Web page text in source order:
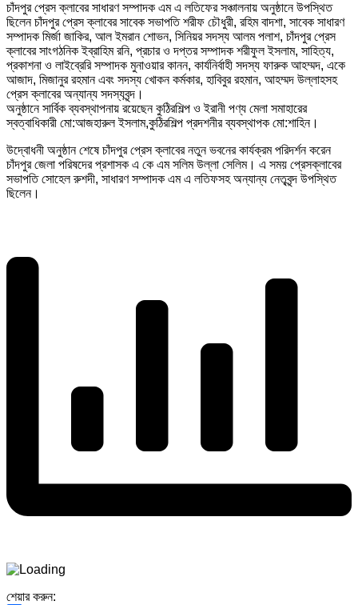
চাঁদপুর প্রেস ক্লাবের সাধারণ সম্পাদক এম এ লতিফের সঞ্চালনায় অনুষ্ঠানে উপস্থিত
ছিলেন চাঁদপুর প্রেস ক্লাবের সাবেক সভাপতি শরীফ চৌধুরী, রহিম বাদশা, সাবেক সাধারণ
সম্পাদক মির্জা জাকির, আল ইমরান শোভন, সিনিয়র সদস্য আলম পলাশ, চাঁদপুর প্রেস
ক্লাবের সাংগঠনিক ইব্রাহিম রনি, প্রচার ও দপ্তর সম্পাদক শরীফুল ইসলাম, সাহিত্য,
প্রকাশনা ও লাইব্রেরি সম্পাদক মুনাওয়ার কানন, কার্যনির্বাহী সদস্য ফারুক আহম্মদ, একে
আজাদ, মিজানুর রহমান এবং সদস্য খোকন কর্মকার, হাবিবুর রহমান, আহম্মদ উল্লাহসহ
প্রেস ক্লাবের অন্যান্য সদস্যবৃন্দ।
অনুষ্ঠানে সার্বিক ব্যবস্থাপনায় রয়েছেন কুঠিরশিল্প ও ইরানী পণ্য মেলা সমাহারের
স্বত্বাধিকারী মো:আজহারুল ইসলাম,কুঠিরশিল্প প্রদশনীর ব্যবস্থাপক মো:শাহিন।
উদ্বোধনী অনুষ্ঠান শেষে চাঁদপুর প্রেস ক্লাবের নতুন ভবনের কার্যক্রম পরিদর্শন করেন
চাঁদপুর জেলা পরিষদের প্রশাসক এ কে এম সলিম উল্লা সেলিম। এ সময় প্রেসক্লাবের
সভাপতি সোহেল রুশদী, সাধারণ সম্পাদক এম এ লতিফসহ অন্যান্য নেতৃবৃন্দ উপস্থিত
ছিলেন।
শেয়ার করুন: